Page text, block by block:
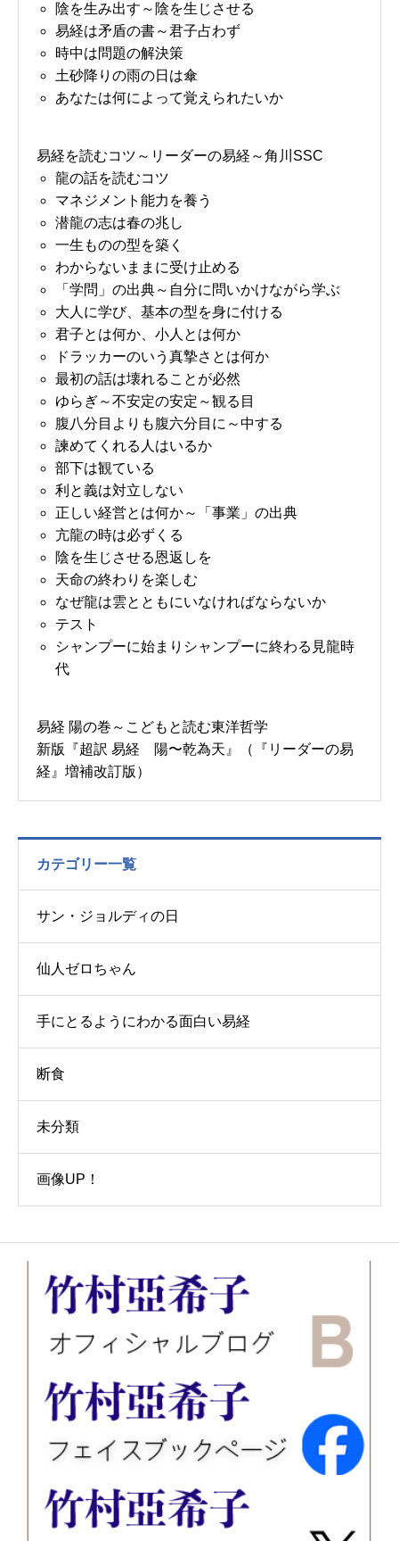
陰を生み出す～陰を生じさせる
易経は矛盾の書～君子占わず
時中は問題の解決策
土砂降りの雨の日は傘
あなたは何によって覚えられたいか
易経を読むコツ～リーダーの易経～角川SSC
龍の話を読むコツ
マネジメント能力を養う
潜龍の志は春の兆し
一生ものの型を築く
わからないままに受け止める
「学問」の出典～自分に問いかけながら学ぶ
大人に学び、基本の型を身に付ける
君子とは何か、小人とは何か
ドラッカーのいう真摯さとは何か
最初の話は壊れることが必然
ゆらぎ～不安定の安定～観る目
腹八分目よりも腹六分目に～中する
諫めてくれる人はいるか
部下は観ている
利と義は対立しない
正しい経営とは何か～「事業」の出典
亢龍の時は必ずくる
陰を生じさせる恩返しを
天命の終わりを楽しむ
なぜ龍は雲とともにいなければならないか
テスト
シャンプーに始まりシャンプーに終わる見龍時
代
易経 陽の巻～こどもと読む東洋哲学
新版『超訳 易経 陽〜乾為天』（『リーダーの易
経』増補改訂版）
カテゴリー一覧
サン・ジョルディの日
仙人ゼロちゃん
手にとるようにわかる面白い易経
断食
未分類
画像UP！